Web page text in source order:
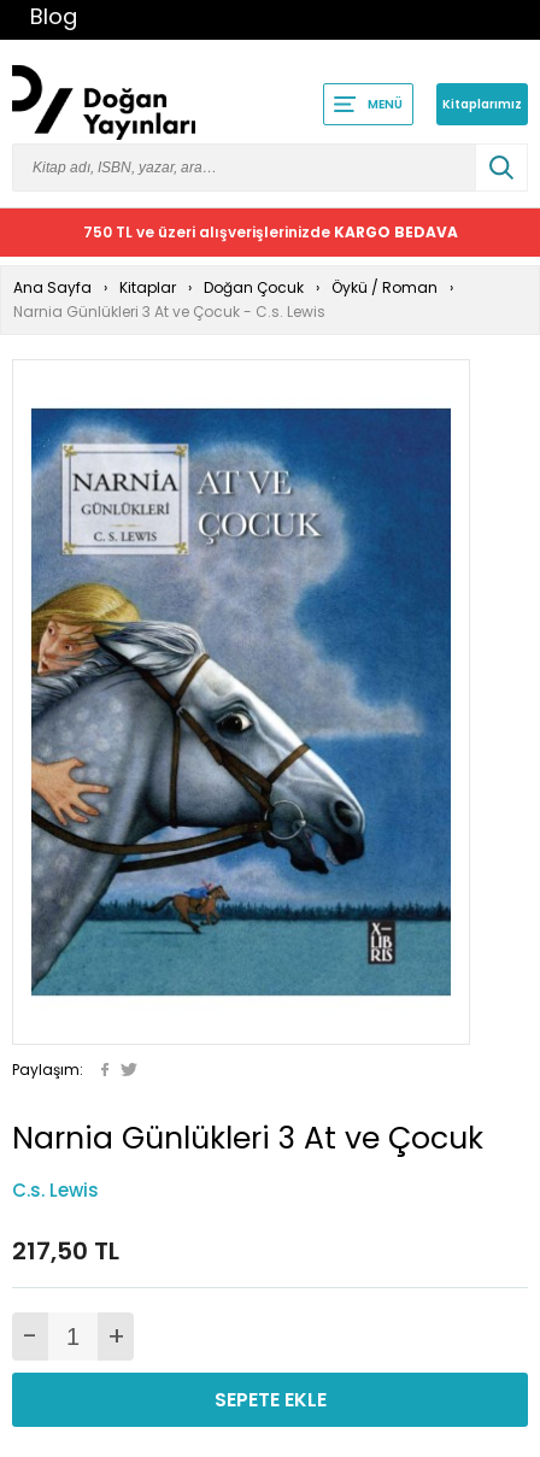
Blog
MENÜ Kitaplarımız
750 TL ve üzeri alışverişlerinizde KARGO BEDAVA
Ana Sayfa Kitaplar Doğan Çocuk
Öykü / Roman
Narnia Günlükleri 3 At ve Çocuk - C.s. Lewis
Paylaşım:
Narnia Günlükleri 3 At ve Çocuk
C.s. Lewis
217,50 TL
- +
SEPETE EKLE